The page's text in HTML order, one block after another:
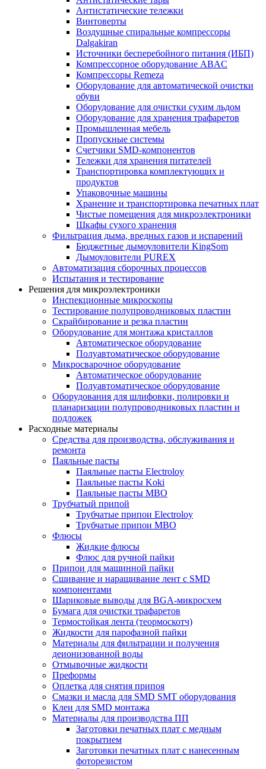
Антистатические тележки
Винтоверты
Воздушные спиральные компрессоры
Dalgakiran
Источники бесперебойного питания (ИБП)
Компрессорное оборудование ABAC
Компрессоры Remeza
Оборудование для автоматической очистки
обуви
Оборудование для очистки сухим льдом
Оборудование для хранения трафаретов
Промышленная мебель
Пропускные системы
Счетчики SMD-компонентов
Тележки для xранения питателей
Транспортировка комплектующих и
продуктов
Упаковочные машины
Хранение и транспортировка печатных плат
Чистые помещения для микроэлектроники
Шкафы сухого хранения
Фильтрация дыма, вредных газов и испарений
Бюджетные дымоуловители KingSom
Дымоуловители PUREX
Автоматизация сборочных процессов
Испытания и тестирование
Решения для микроэлектроники
Инспекционные микроскопы
Тестирование полупроводниковых пластин
Скрайбирование и резка пластин
Оборудование для монтажа кристаллов
Автоматическое оборудование
Полуавтоматическое оборудование
Микросварочное оборудование
Автоматическое оборудование
Полуавтоматическое оборудование
Оборудования для шлифовки, полировки и
планаризации полупроводниковых пластин и
подложек
Расходные материалы
Средства для производства, обслуживания и
ремонта
Паяльные пасты
Паяльные пасты Electroloy
Паяльные пасты Koki
Паяльные пасты MBO
Трубчатый припой
Трубчатые припои Electroloy
Трубчатые припои MBO
Флюсы
Жидкие флюсы
Флюс для ручной пайки
Припои для машинной пайки
Сшивание и наращивание лент с SMD
компонентами
Шариковые выводы для BGA-микросхем
Бумага для очистки трафаретов
Термостойкая лента (теормоскотч)
Жидкости для парофазной пайки
Материалы для фильтрации и получения
деионизованной воды
Отмывочные жидкости
Преформы
Оплетка для снятия припоя
Смазки и масла для SMD SMT оборудования
Клеи для SMD монтажа
Материалы для производства ПП
Заготовки печатных плат с медным
покрытием
Заготовки печатных плат с нанесенным
фоторезистом